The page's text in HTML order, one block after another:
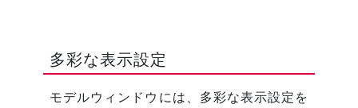
多彩な表示設定
モデルウィンドウには、多彩な表示設定を